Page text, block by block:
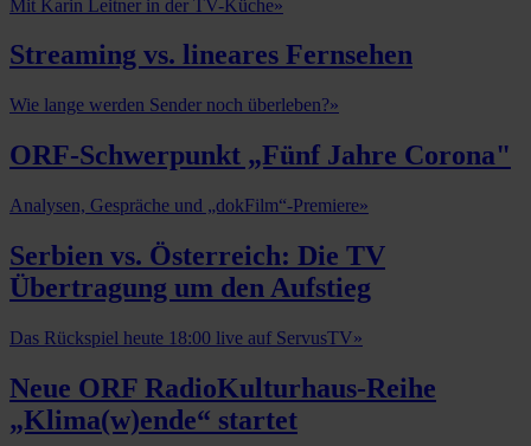
Mit Karin Leitner in der TV-Küche»
Streaming vs. lineares Fernsehen
Wie lange werden Sender noch überleben?»
ORF-Schwerpunkt „Fünf Jahre Corona"
Analysen, Gespräche und „dokFilm“-Premiere»
Serbien vs. Österreich: Die TV
Übertragung um den Aufstieg
Das Rückspiel heute 18:00 live auf ServusTV»
Neue ORF RadioKulturhaus-Reihe
„Klima(w)ende“ startet